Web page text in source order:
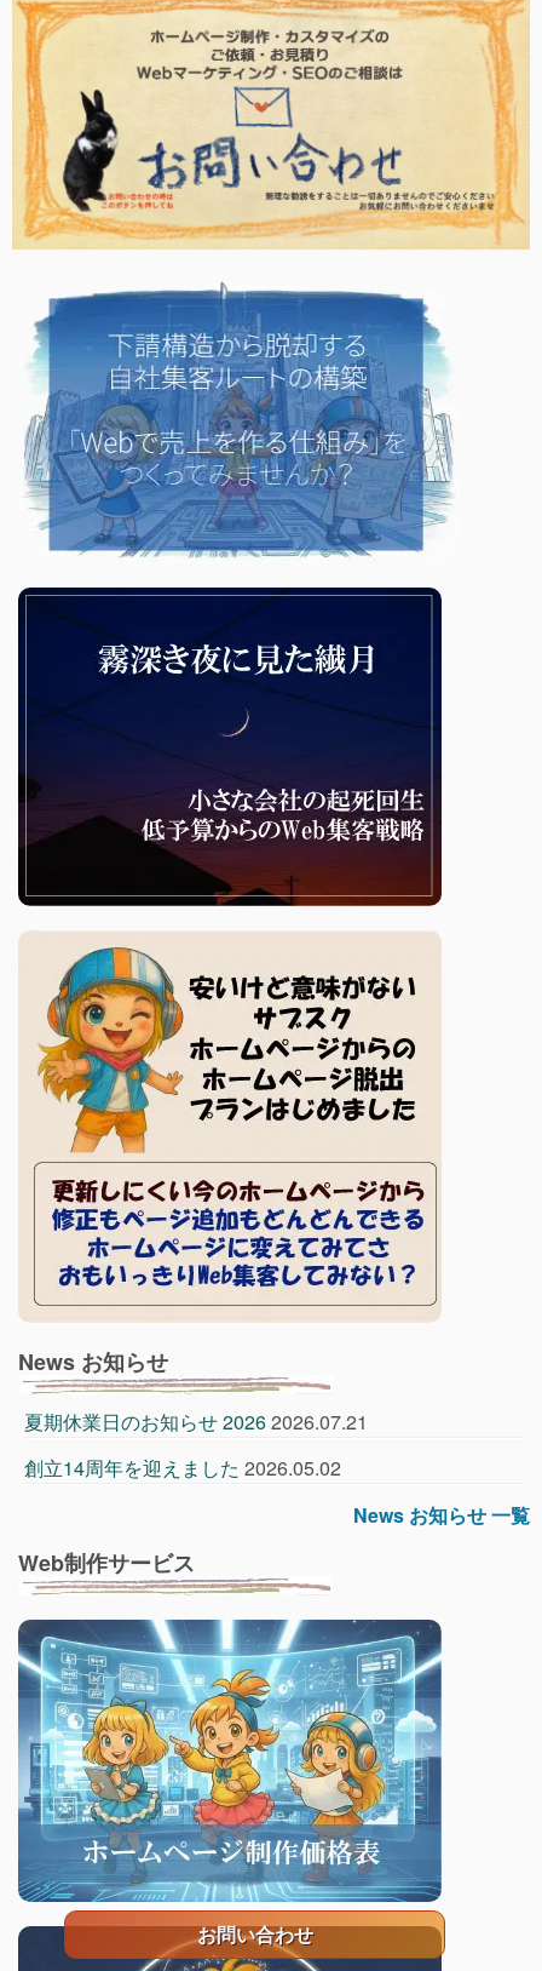
News お知らせ
夏期休業日のお知らせ 20262026.07.21
創立14周年を迎えました 2026.05.02
News お知らせ 一覧
Web制作サービス
お問い合わせ